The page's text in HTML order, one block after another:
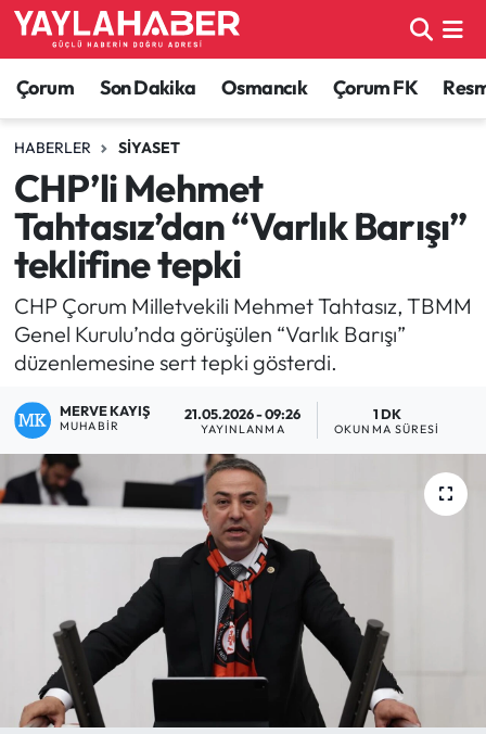
Çorum Son Dakika Osmancık Çorum FK
HABERLER SIYASET
CHP’li Mehmet
Tahtasız’dan “Varlık Barışı”
teklifine tepki
CHP Çorum Milletvekili Mehmet Tahtasız, TBMM
Genel Kurulu’nda görüşülen “Varlık Barışı”
düzenlemesine sert tepki gösterdi.
MERVE KAYIŞ
MUHABIR
21.05.2026 - 09:26
YAYINLANMA
1 DK
OKUNMA SÜRESI
Alaca Haberleri
Bayat Haberleri
Bilgi - Keşfet Haberleri
Bilim ve Teknoloji
Boğazkale Haberleri
Çorum Haberleri
Çorum Son Dakika Haberleri
Dodurga Haberleri
Güncel
İskilip Haberleri
Çorum Nöbetçi Eczaneler
Çorum Hava Durumu
Çorum Namaz Vakitleri
Çorum Trafik Yoğunluk Haritası
TFF 1.Lig Puan Durumu ve Fikstür
Tüm Manşetler
Son Dakika Haberleri
Haber Arşivi